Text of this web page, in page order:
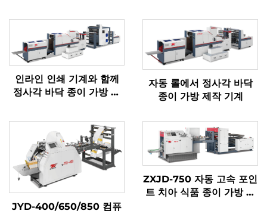
인라인 인쇄 기계와 함께
정사각 바닥 종이 가방 기
자동 롤에서 정사각 바닥
종이 가방 제작 기계
JYD-400/650/850 컴퓨
ZXJD-750 자동 고속 포인
트 치아 식품 종이 가방 만